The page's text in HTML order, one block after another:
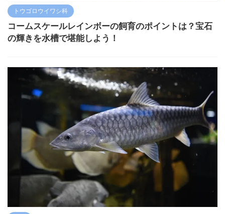
トウゴロウイワシ科
コームスケールレインボーの飼育のポイントは？宝石
の輝きを水槽で堪能しよう！